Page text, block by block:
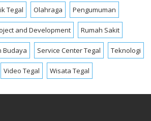
Tegal Olahraga Pengumuman
and Development Rumah Sakit
Budaya Service Center Tegal Teknologi
Video Tegal Wisata Tegal